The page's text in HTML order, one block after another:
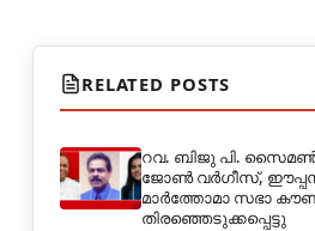
RELATED POSTS
റവ. ബിജു പി.
ജോൺ വർഗീസ്,
മാർത്തോമാ സഭാ
തിരഞ്ഞെടുക്കപ്പെട്ടു